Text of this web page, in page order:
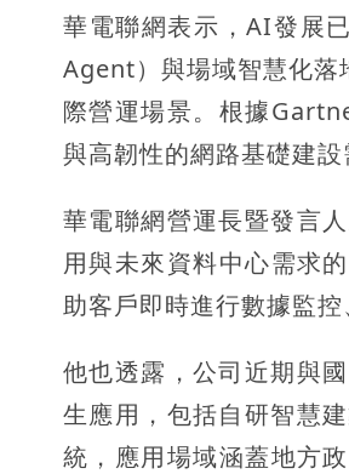
華電聯網表示，AI發展
Agent）與場域智慧化落
際營運場景。根據
與高韌性的網路基礎建設
華電聯網營運長暨發言
用與未來資料中心需求
助客戶即時進行數據監
他也透露，公司近期與
生應用，包括自研智慧
統，應用場域涵蓋地方